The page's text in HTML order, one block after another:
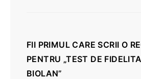
FII PRIMUL CARE SCRII O
PENTRU „TEST DE
BIOLAN”